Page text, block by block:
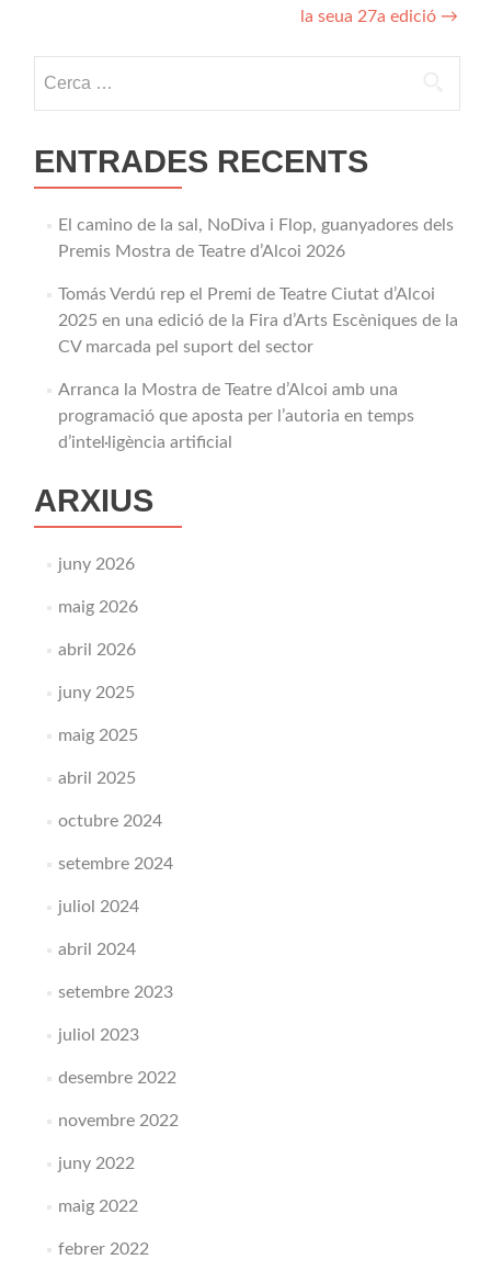
la seua 27a edició →
ENTRADES RECENTS
El camino de la sal, NoDiva i Flop, guanyadores dels
Premis Mostra de Teatre d’Alcoi 2026
Tomás Verdú rep el Premi de Teatre Ciutat d’Alcoi
2025 en una edició de la Fira d’Arts Escèniques de la
CV marcada pel suport del sector
Arranca la Mostra de Teatre d’Alcoi amb una
programació que aposta per l’autoria en temps
d’intel·ligència artificial
ARXIUS
juny 2026
maig 2026
abril 2026
juny 2025
maig 2025
abril 2025
octubre 2024
setembre 2024
juliol 2024
abril 2024
setembre 2023
juliol 2023
desembre 2022
novembre 2022
juny 2022
maig 2022
febrer 2022